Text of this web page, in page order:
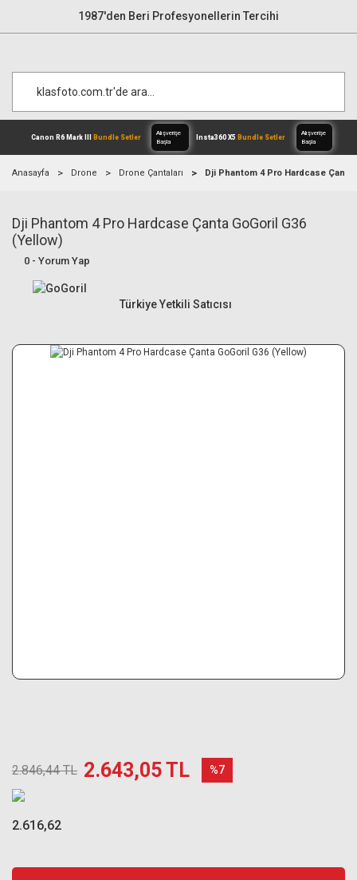
1987'den Beri Profesyonellerin Tercihi
Canon R6 Mark IIIBundle Setler
Alışverişe
Anasayfa Drone Drone Çantaları Dji Phantom 4 Pro Hardcase Çanta
Dji Phantom 4 Pro Hardcase Çanta GoGoril G36
(Yellow)
0 - Yorum Yap
Türkiye Yetkili Satıcısı
2.846,44 TL 2.643,05 TL %7
2.616,62